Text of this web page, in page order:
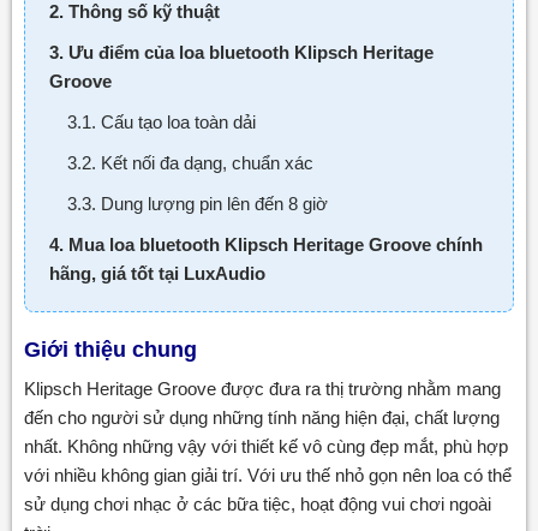
2. Thông số kỹ thuật
3. Ưu điểm của loa bluetooth Klipsch Heritage
Groove
3.1. Cấu tạo loa toàn dải
3.2. Kết nối đa dạng, chuẩn xác
3.3. Dung lượng pin lên đến 8 giờ
4. Mua loa bluetooth Klipsch Heritage Groove chính
hãng, giá tốt tại LuxAudio
Giới thiệu chung
Klipsch Heritage Groove được đưa ra thị trường nhằm mang
đến cho người sử dụng những tính năng hiện đại, chất lượng
nhất. Không những vậy với thiết kế vô cùng đẹp mắt, phù hợp
với nhiều không gian giải trí. Với ưu thế nhỏ gọn nên loa có thể
sử dụng chơi nhạc ở các bữa tiệc, hoạt động vui chơi ngoài